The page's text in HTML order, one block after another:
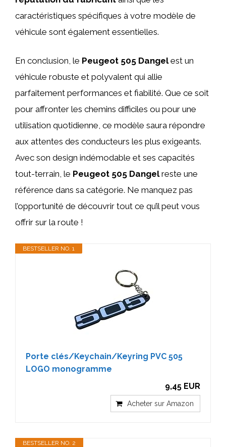
caractéristiques spécifiques à votre modèle de
véhicule sont également essentielles.
En conclusion, le Peugeot 505 Dangelest un
véhicule robuste et polyvalent qui allie
parfaitement performances et fiabilité. Que ce soit
pour affronter les chemins difficiles ou pour une
utilisation quotidienne, ce modèle saura répondre
aux attentes des conducteurs les plus exigeants.
Avec son design indémodable et ses capacités
tout-terrain, le Peugeot 505 Dangelreste une
référence dans sa catégorie. Ne manquez pas
l’opportunité de découvrir tout ce qu’il peut vous
offrir sur la route !
BESTSELLER NO. 1
Porte clés/Keychain/Keyring PVC 505
LOGO monogramme
9,45 EUR
Acheter sur Amazon
BESTSELLER NO. 2